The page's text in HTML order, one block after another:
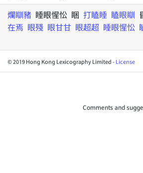
爛瞓豬 睡眼惺忪 睏 打瞌睡 瞌眼瞓
在焉 眼殘 眼甘甘 眼超超 睡眼惺忪
© 2019 Hong Kong Lexicography Limited -License
Comments and